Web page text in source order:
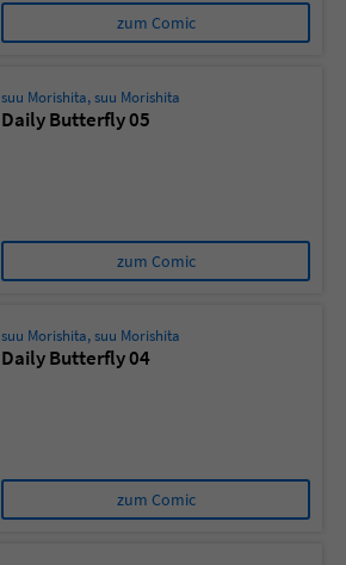
zum Comic
suu Morishita,suu Morishita
Daily Butterfly 05
zum Comic
suu Morishita,suu Morishita
Daily Butterfly 04
zum Comic